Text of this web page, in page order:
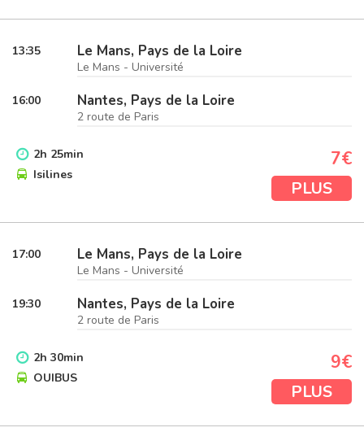
13:35 Le Mans, Pays de la Loire
Le Mans - Université
16:00 Nantes, Pays de la Loire
2 route de Paris
2h 25min
Isilines
7€
PLUS
17:00 Le Mans, Pays de la Loire
Le Mans - Université
19:30 Nantes, Pays de la Loire
2 route de Paris
2h 30min
OUIBUS
9€
PLUS